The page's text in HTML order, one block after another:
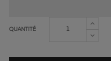
QUANTITÉ